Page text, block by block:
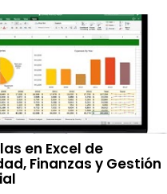
en Excel de
Finanzas y Gestión